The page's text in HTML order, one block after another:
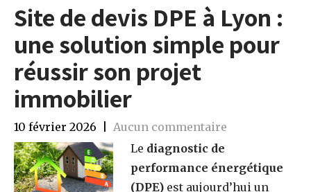
Site de devis DPE à Lyon :
une solution simple pour
réussir son projet
immobilier
10 février 2026
Aucun commentaire
Le diagnostic de
performance énergétique
(DPE)est aujourd’hui un